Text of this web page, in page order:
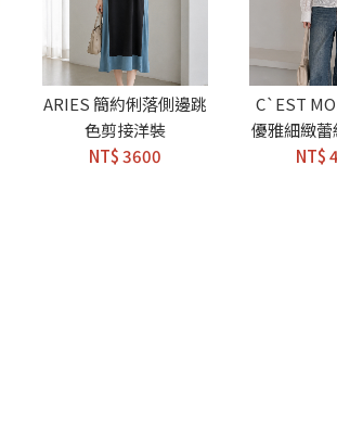
ARIES 簡約俐落側邊跳
色剪接洋裝
NT$ 3600
C`EST
優雅細緻
NT$